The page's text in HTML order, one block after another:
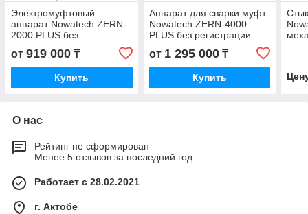
Электромуфтовый
аппарат Nowatech ZERN-
2000 PLUS без
от 919 000 ₸
Купить
Аппарат для сварки муфт
Nowatech ZERN-4000
PLUS без регистрации
от 1 295 000₸
Купить
О нас
Рейтинг не сформирован
Менее 5 отзывов за последний год
Работает с 28.02.2021
г. Актобе